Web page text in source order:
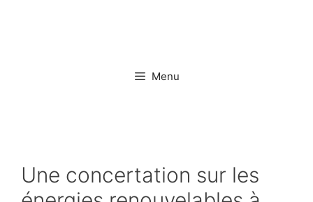
Menu
Une concertation sur les